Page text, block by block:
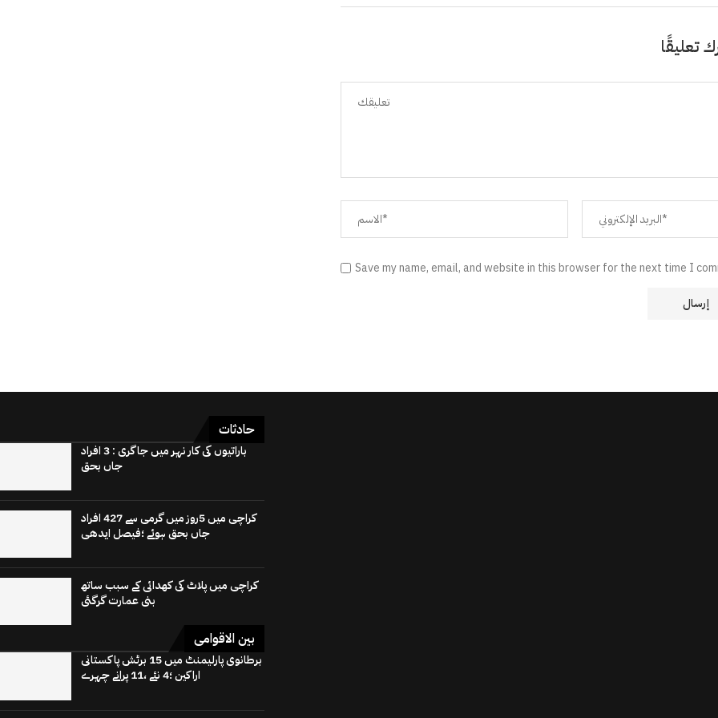
تعليقًا
Save my name, email, and website in this browser for the next time I
حادثات
باراتیوں کی کار نہر میں جاگری : 3 افراد
جاں بحق
کراچی میں 5روز میں گرمی سے 427 افراد
جاں بحق ہوئے ؛فیصل ایدھی
کراچی میں پلاٹ کی کھدائی کے سبب ساتھ
بنی عمارت گرگئی
بین الاقوامی
برطانوی پارلیمنٹ میں 15 برٹش پاکستانی
اراکین ؛4 نئے ،11 پرانے چہرے